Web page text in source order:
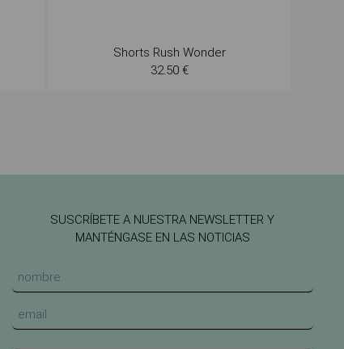
Shorts Rush Wonder
32.50 €
SUSCRÍBETE A NUESTRA NEWSLETTER Y
MANTÉNGASE EN LAS NOTICIAS